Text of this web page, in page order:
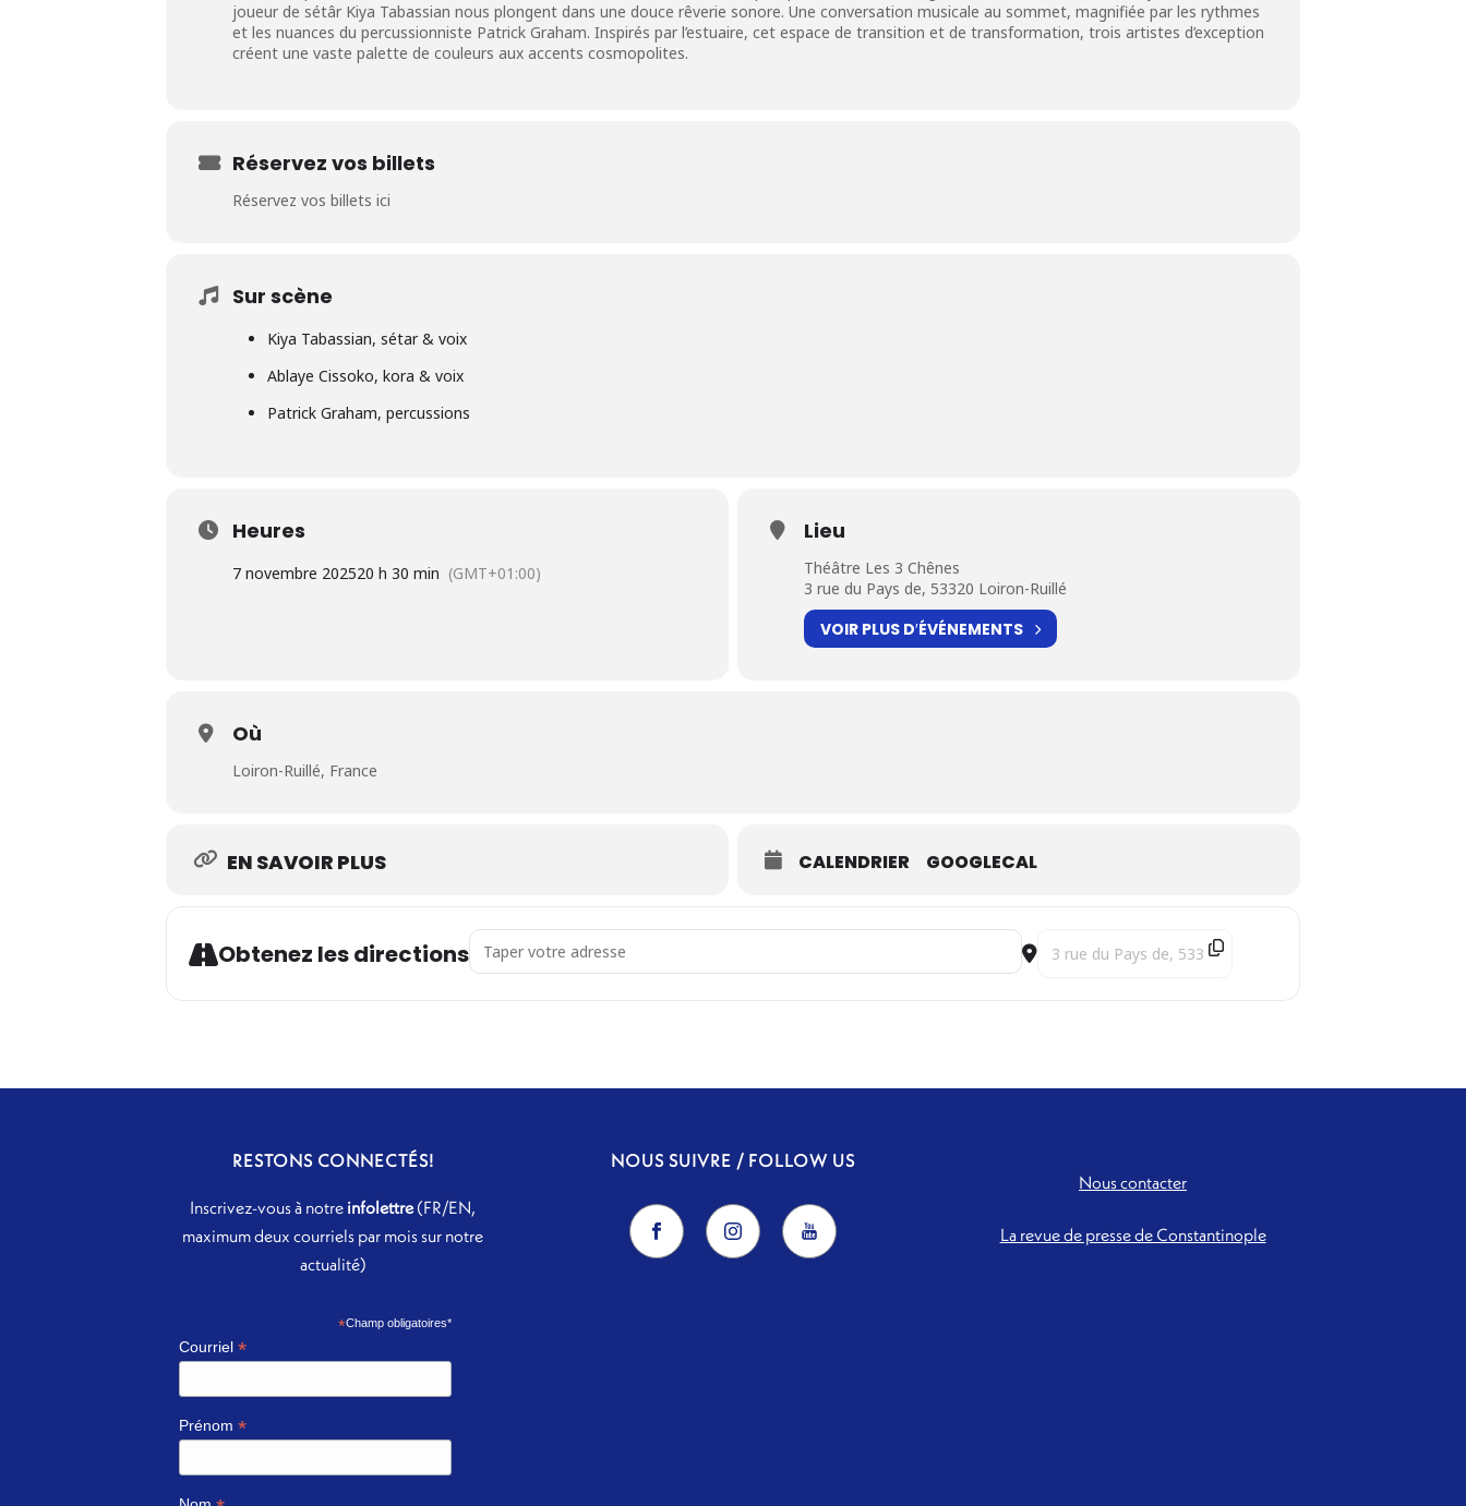
joueur de sétâr Kiya Tabassian nous plongent dans une douce rêverie sonore. Une conversation musicale au sommet, magnifiée par les rythmes
et les nuances du percussionniste Patrick Graham. Inspirés par l’estuaire, cet espace de transition et de transformation, trois artistes d’exception
créent une vaste palette de couleurs aux accents cosmopolites.
Réservez vos billets
Réservez vos billets ici
Sur scène
Kiya Tabassian, sétar & voix
Ablaye Cissoko, kora & voix
Patrick Graham, percussions
Heures
7 novembre 202520 h 30 min (GMT+01:00)
Lieu
Théâtre Les 3 Chênes
3 rue du Pays de, 53320 Loiron-Ruillé
VOIR PLUS D′ÉVÉNEMENTS
Où
Loiron-Ruillé, France
EN SAVOIR PLUS CALENDRIER GOOGLECAL
Obtenez les directions Address - Estuaire | COMPLET ! [7YHo9O25J] Destination Address - Estuaire | COMPLET ! [JDAbtecZD]
RESTONS CONNECTÉS!
Inscrivez-vous à notre infolettre(FR/EN,
maximum deux courriels par mois sur notre
actualité)
*Champ obligatoires*
Courriel *
Prénom *
NOUS SUIVRE / FOLLOW US
Nous contacter
La revue de presse de Constantinople